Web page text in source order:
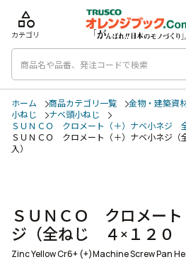
category
カテゴリ
ホーム 商品カテゴリ一覧 金物・建築資
小ねじ
ナベ頭小ねじ
ＳＵＮＣＯ クロメート（＋）ナベ小ネジ
ＳＵＮＣＯ クロメート（＋）ナベ小ネジ
入）
ＳＵＮＣＯ クロメート
ジ（全ねじ ４×１２
Zinc Yellow Cr6+ (+)Machine Screw Pan